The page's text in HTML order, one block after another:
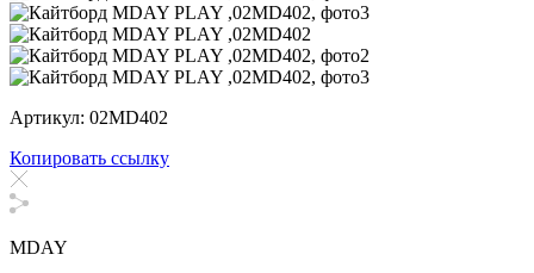
Артикул: 02MD402
Копировать ссылку
MDAY